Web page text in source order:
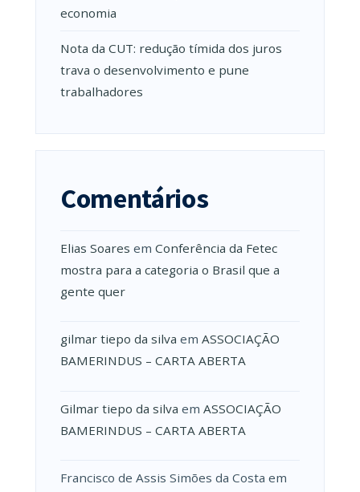
economia
Nota da CUT: redução tímida dos juros
trava o desenvolvimento e pune
trabalhadores
Comentários
Elias Soares em Conferência da Fetec
mostra para a categoria o Brasil que a
gente quer
gilmar tiepo da silva em ASSOCIAÇÃO
BAMERINDUS – CARTA ABERTA
Gilmar tiepo da silva em ASSOCIAÇÃO
BAMERINDUS – CARTA ABERTA
Francisco de Assis Simões da Costa em